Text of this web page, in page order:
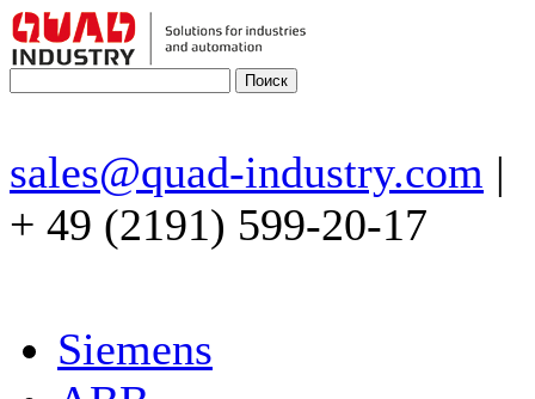
sales@quad-industry.com |
+ 49 (2191) 599-20-17
Siemens